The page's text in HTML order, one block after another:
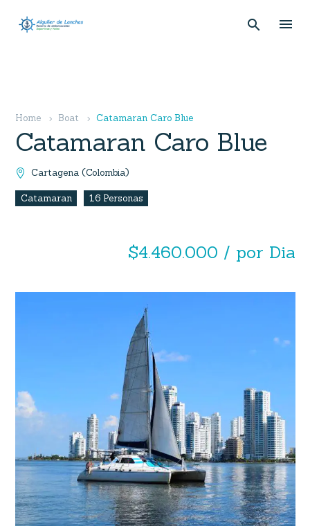
Home Boat Catamaran Caro Blue
Catamaran Caro Blue
 Cartagena (Colombia)
Catamaran 16 Personas
$4.460.000 / por Dia